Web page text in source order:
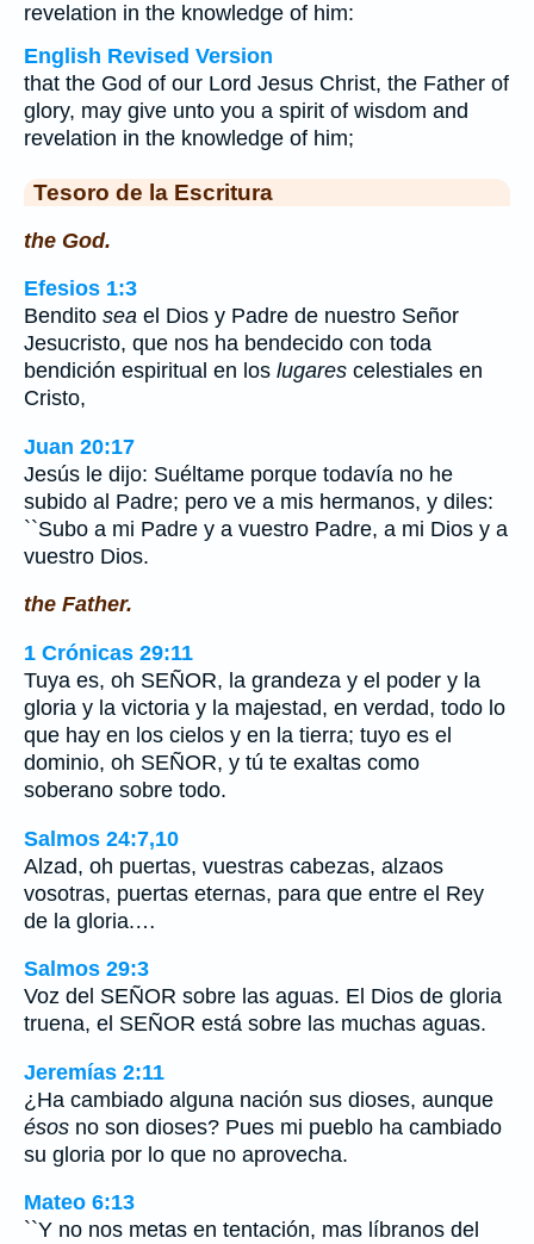
revelation in the knowledge of him:
English Revised Version
that the God of our Lord Jesus Christ, the Father of
glory, may give unto you a spirit of wisdom and
revelation in the knowledge of him;
Tesoro de la Escritura
the God.
Efesios 1:3
Bendito sea el Dios y Padre de nuestro Señor
Jesucristo, que nos ha bendecido con toda
bendición espiritual en los lugares celestiales en
Cristo,
Juan 20:17
Jesús le dijo: Suéltame porque todavía no he
subido al Padre; pero ve a mis hermanos, y diles:
``Subo a mi Padre y a vuestro Padre, a mi Dios y a
vuestro Dios.
the Father.
1 Crónicas 29:11
Tuya es, oh SEÑOR, la grandeza y el poder y la
gloria y la victoria y la majestad, en verdad, todo lo
que hay en los cielos y en la tierra; tuyo es el
dominio, oh SEÑOR, y tú te exaltas como
soberano sobre todo.
Salmos 24:7,10
Alzad, oh puertas, vuestras cabezas, alzaos
vosotras, puertas eternas, para que entre el Rey
de la gloria.…
Salmos 29:3
Voz del SEÑOR sobre las aguas. El Dios de gloria
truena, el SEÑOR está sobre las muchas aguas.
Jeremías 2:11
¿Ha cambiado alguna nación sus dioses, aunque
ésos no son dioses? Pues mi pueblo ha cambiado
su gloria por lo que no aprovecha.
Mateo 6:13
``Y no nos metas en tentación, mas líbranos del